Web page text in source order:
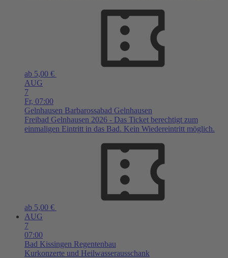
ab 5,00 €
AUG
7
Fr, 07:00
Gelnhausen Barbarossabad Gelnhausen
Freibad Gelnhausen 2026 - Das Ticket berechtigt zum
einmaligen Eintritt in das Bad. Kein Wiedereintritt möglich.
ab 5,00 €
AUG
7
07:00
Bad Kissingen Regentenbau
Kurkonzerte und Heilwasserausschank